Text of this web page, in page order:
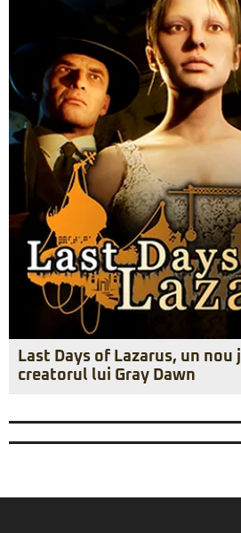
Last Days of Lazarus, un nou
creatorul lui Gray Dawn